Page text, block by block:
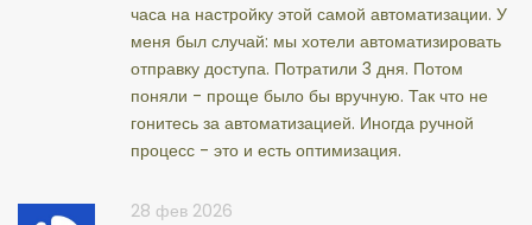
часа на настройку этой самой автоматизации. У
меня был случай: мы хотели автоматизировать
отправку доступа. Потратили 3 дня. Потом
поняли - проще было бы вручную. Так что не
гонитесь за автоматизацией. Иногда ручной
процесс - это и есть оптимизация.
28 фев 2026